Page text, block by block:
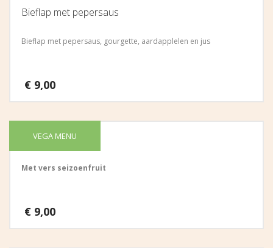
Bieflap met pepersaus
Bieflap met pepersaus, gourgette, aardapplelen en jus
€ 9,00
VEGA MENU
Vers fruit
Met vers seizoenfruit
€ 9,00